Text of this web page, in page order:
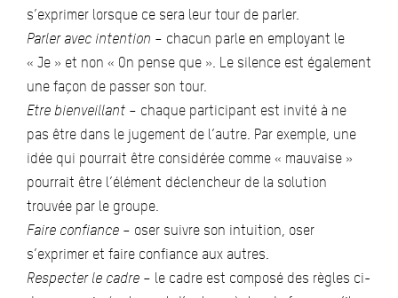
s’exprimer lorsque ce sera leur tour de parler.
Parler avec intention – chacun parle en employant le
« Je » et non « On pense que ». Le silence est également
une façon de passer son tour.
Etre bienveillant – chaque participant est invité à ne
pas être dans le jugement de l’autre. Par exemple, une
idée qui pourrait être considérée comme « mauvaise »
pourrait être l’élément déclencheur de la solution
trouvée par le groupe.
Faire confiance – oser suivre son intuition, oser
s’exprimer et faire confiance aux autres.
Respecter le cadre – le cadre est composé des règles ci-